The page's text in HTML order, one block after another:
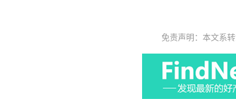
免责声明：本文系